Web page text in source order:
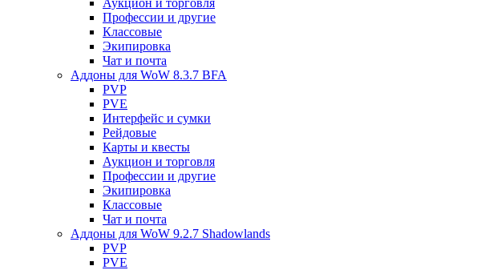
Аукцион и торговля
Профессии и другие
Классовые
Экипировка
Чат и почта
Аддоны для WoW 8.3.7 BFA
PVP
PVE
Интерфейс и сумки
Рейдовые
Карты и квесты
Аукцион и торговля
Профессии и другие
Экипировка
Классовые
Чат и почта
Аддоны для WoW 9.2.7 Shadowlands
PVP
PVE